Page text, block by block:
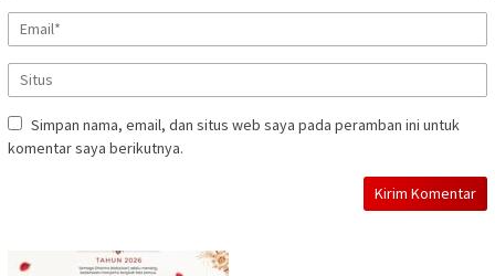
Simpan nama, email, dan situs web saya pada peramban ini untuk
komentar saya berikutnya.